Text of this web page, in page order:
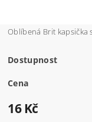
Oblíbená Brit kapsička
Dostupnost
Cena
16 Kč